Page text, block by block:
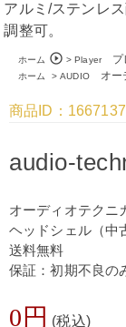
アルミ/ステンレ
調整可。
ホーム >
play_circle_outline Playerプ
ホーム
>AUDIOオー
商品ID：
audio-
オーディオテクニ
ヘッドシェル（中
送料無料
保証：初期不良の
0円 (税込)